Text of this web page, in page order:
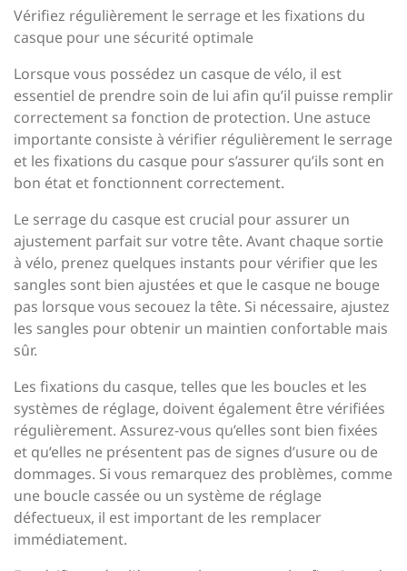
Vérifiez régulièrement le serrage et les fixations du
casque pour une sécurité optimale
Lorsque vous possédez un casque de vélo, il est
essentiel de prendre soin de lui afin qu’il puisse remplir
correctement sa fonction de protection. Une astuce
importante consiste à vérifier régulièrement le serrage
et les fixations du casque pour s’assurer qu’ils sont en
bon état et fonctionnent correctement.
Le serrage du casque est crucial pour assurer un
ajustement parfait sur votre tête. Avant chaque sortie
à vélo, prenez quelques instants pour vérifier que les
sangles sont bien ajustées et que le casque ne bouge
pas lorsque vous secouez la tête. Si nécessaire, ajustez
les sangles pour obtenir un maintien confortable mais
sûr.
Les fixations du casque, telles que les boucles et les
systèmes de réglage, doivent également être vérifiées
régulièrement. Assurez-vous qu’elles sont bien fixées
et qu’elles ne présentent pas de signes d’usure ou de
dommages. Si vous remarquez des problèmes, comme
une boucle cassée ou un système de réglage
défectueux, il est important de les remplacer
immédiatement.